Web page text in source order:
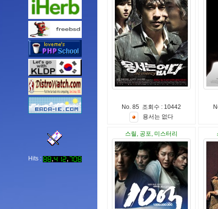
Hits :
No. 85 조회수 : 10442
용서 는 없다
스릴, 공포, 미스터리